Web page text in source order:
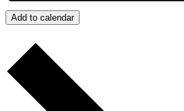
Add to calendar